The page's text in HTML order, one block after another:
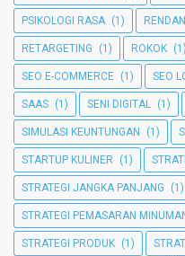
PSIKOLOGI RASA (1)
RETARGETING (1) ROKOK (1)
SEO E-COMMERCE (1) SEO
SAAS (1) SENI DIGITAL (1)
SIMULASI KEUNTUNGAN (1)
STARTUP KULINER (1)
STRATEGI JANGKA PANJANG (1)
STRATEGI PEMASARAN
STRATEGI PRODUK (1)